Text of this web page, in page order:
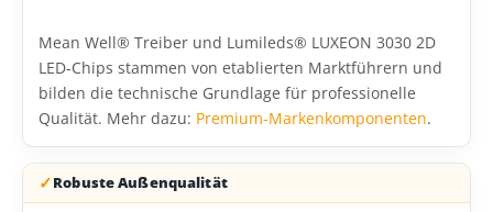
Mean Well® Treiber und Lumileds® LUXEON 3030 2D
LED-Chips stammen von etablierten Marktführern und
bilden die technische Grundlage für professionelle
Qualität. Mehr dazu: Premium-Markenkomponenten.
Robuste Außenqualität